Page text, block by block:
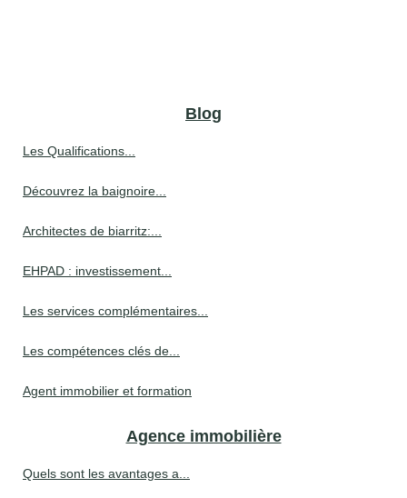
Blog
Les Qualifications...
Découvrez la baignoire...
Architectes de biarritz:...
EHPAD : investissement...
Les services complémentaires...
Les compétences clés de...
Agent immobilier et formation
Agence immobilière
Quels sont les avantages a...